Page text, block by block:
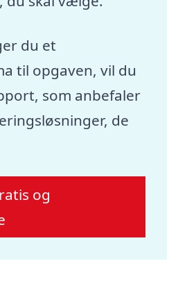
du et
til opgaven, vil du
som anbefaler
de
og